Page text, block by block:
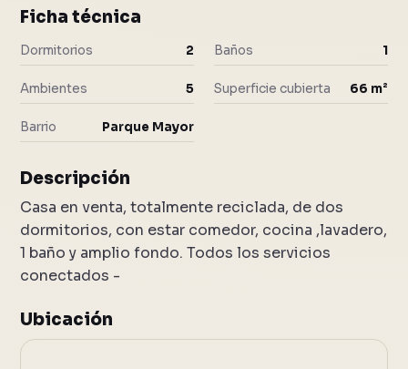
Ficha técnica
Dormitorios 2 Baños 1
Ambientes 5 Superficie cubierta 66 m²
Barrio Parque Mayor
Descripción
Casa en venta, totalmente reciclada, de dos
dormitorios, con estar comedor, cocina ,lavadero,
1 baño y amplio fondo. Todos los servicios
conectados -
Ubicación